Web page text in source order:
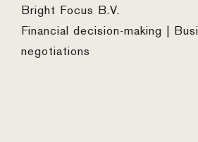
Bright Focus B.V.
Financial decision-making |
negotiations